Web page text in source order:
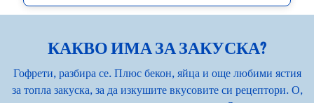
КАКВО ИМА ЗА ЗАКУСКА?
Гофрети, разбира се. Плюс бекон, яйца и още любими ястия
за топла закуска, за да изкушите вкусовите си рецептори. О,